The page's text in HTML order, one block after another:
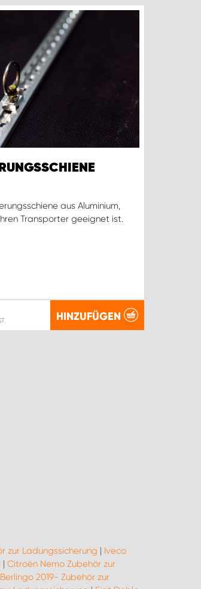
aus Aluminium,
Transporter geeignet ist.
HINZUFÜGEN
zur Ladungssicherung | Iveco
| Citroën Nemo Zubehör zur
2019- Zubehör zur